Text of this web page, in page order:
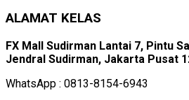
ALAMAT KELAS
FX Mall Sudirman Lantai 7, Pintu
Jendral Sudirman, Jakarta Pusat
WhatsApp : 0813-8154-6943